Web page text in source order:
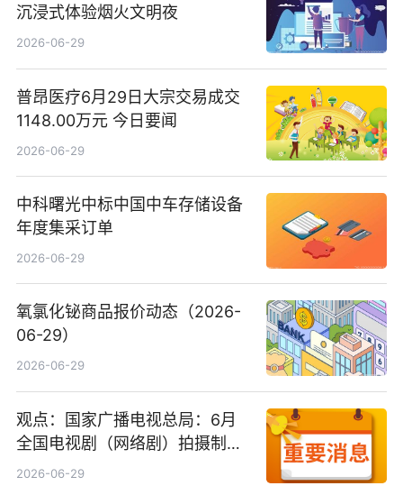
沉浸式体验烟火文明夜
2026-06-29
普昂医疗6月29日大宗交易成交
1148.00万元 今日要闻
2026-06-29
中科曙光中标中国中车存储设备
年度集采订单
2026-06-29
氧氯化铋商品报价动态（2026-
06-29）
2026-06-29
观点：国家广播电视总局：6月
全国电视剧（网络剧）拍摄制作
备案公示剧目197部
2026-06-29